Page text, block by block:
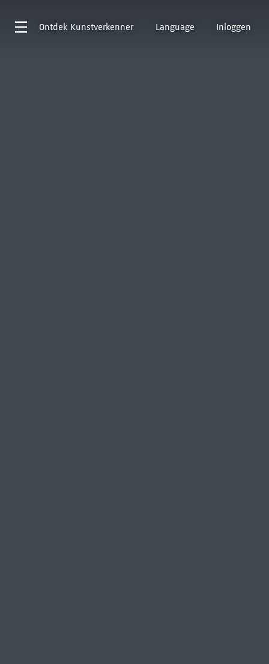
Ontdek Kunstverkenner Language Inloggen